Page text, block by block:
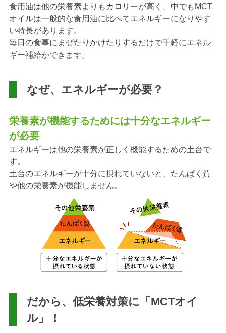
食用油は他の栄養素よりもカロリーが高く、中でもMCT
オイルは一般的な食用油に比べてエネルギーになりやす
い特長があります。
毎日の食事にまぜたりかけたりするだけで手軽にエネル
ギー補給ができます。
なぜ、エネルギーが必要？
栄養素が機能するためには十分なエネルギー
が必要
エネルギーは他の栄養素が正しく機能するための土台で
す。
土台のエネルギーが十分に摂れていないと、たんぱく質
や他の栄養素が機能しません。
だから、低栄養対策に「MCTオイ
ル」！